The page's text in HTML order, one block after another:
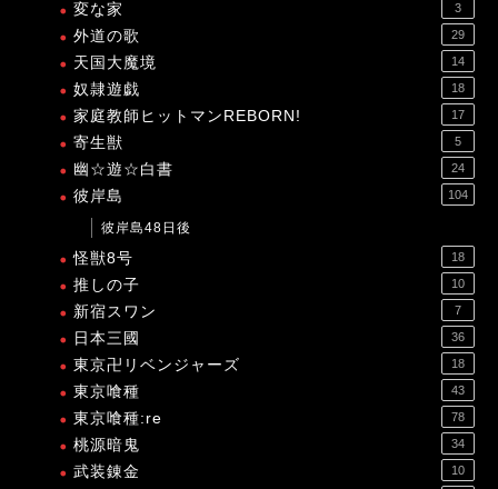
変な家 3
外道の歌 29
天国大魔境 14
奴隷遊戯 18
家庭教師ヒットマンREBORN! 17
寄生獣 5
幽☆遊☆白書 24
彼岸島 104
彼岸島48日後
怪獣8号 18
推しの子 10
新宿スワン 7
日本三國 36
東京卍リベンジャーズ 18
東京喰種 43
東京喰種:re 78
桃源暗鬼 34
武装錬金 10